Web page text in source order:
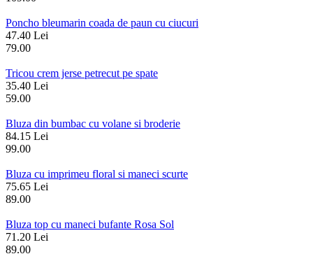
Poncho bleumarin coada de paun cu ciucuri
47.40 Lei
79.00
Tricou crem jerse petrecut pe spate
35.40 Lei
59.00
Bluza din bumbac cu volane si broderie
84.15 Lei
99.00
Bluza cu imprimeu floral si maneci scurte
75.65 Lei
89.00
Bluza top cu maneci bufante Rosa Sol
71.20 Lei
89.00